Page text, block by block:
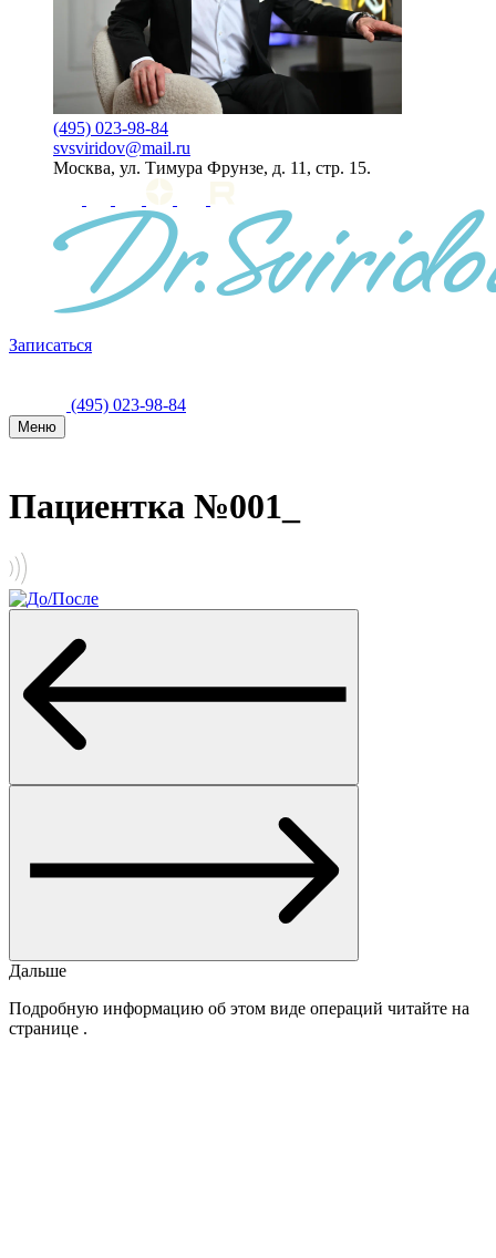
(495) 023-98-84
svsviridov@mail.ru
Москва, ул. Тимура Фрунзе, д. 11, стр. 15.
Записаться
(495) 023-98-84
Меню
Пациентка №001_
Дальше
Подробную информацию об этом виде операций читайте на
странице .